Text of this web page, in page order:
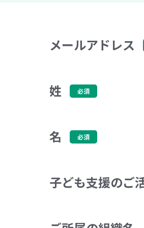
メールアドレス
姓
名
子ども支援のご